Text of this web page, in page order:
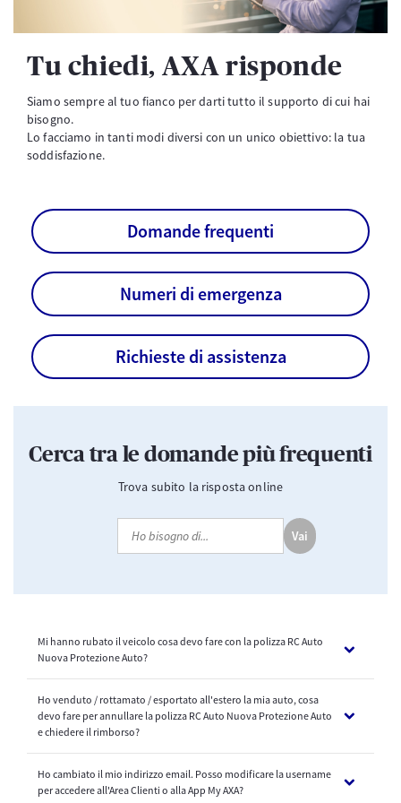
Tu chiedi, AXA risponde
Siamo sempre al tuo fianco per darti tutto il supporto di cui hai
bisogno.
Lo facciamo in tanti modi diversi con un unico obiettivo: la tua
soddisfazione.
Domande frequenti
Numeri di emergenza
Richieste di assistenza
Cerca tra le domande più frequenti
Trova subito la risposta online
Vai
Mi hanno rubato il veicolo cosa devo fare con la polizza RC Auto
Nuova Protezione Auto?
Puoi richiedere l'annullamento anticipato della polizza ed hai diritto al
rimborso del premio RC Auto pagato e non goduto, al netto
dell’imposta e di altri eventuali oneri stabiliti per legge.
Ti è stata utile questa FAQ?
184 115
Ho venduto / rottamato / esportato all'estero la mia auto, cosa
devo fare per annullare la polizza RC Auto Nuova Protezione Auto
e chiedere il rimborso?
Se hai venduto o rottamato o esportato all'estero la tua auto
provvederemo ad annullare la polizza e rimborsarti la parte di premio
Ho cambiato il mio indirizzo email. Posso modificare la username
per accedere all'Area Clienti o alla App My AXA?